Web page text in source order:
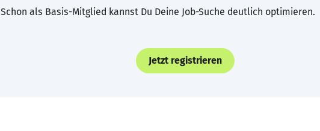
Schon als Basis-Mitglied kannst Du Deine Job-Suche deutlich optimieren.
Jetzt registrieren